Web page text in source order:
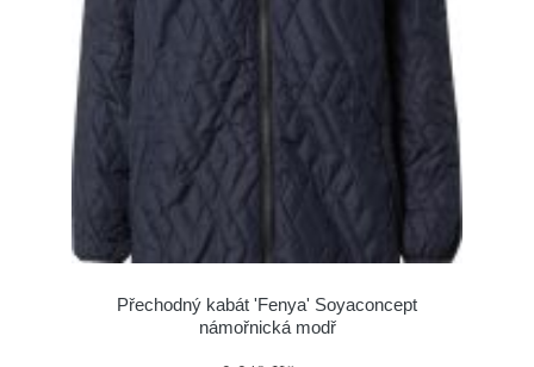
Přechodný kabát 'Fenya' Soyaconcept
námořnická modř